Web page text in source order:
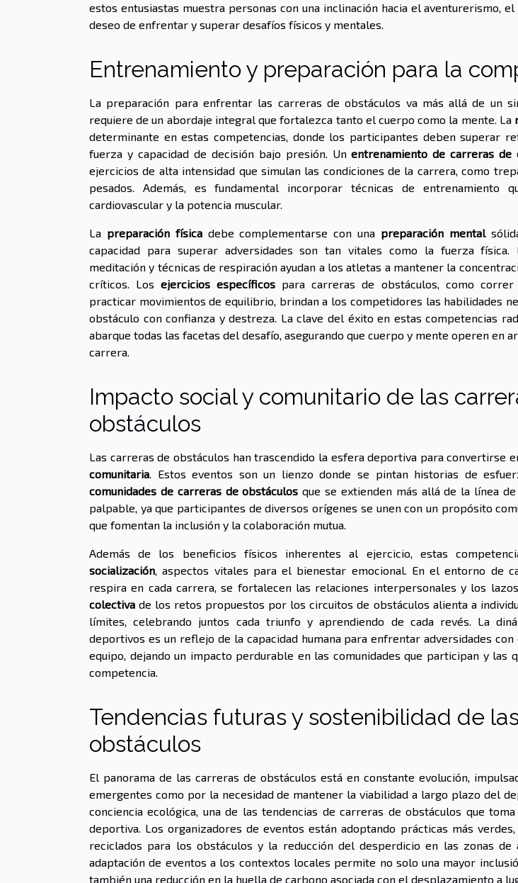
estos entusiastas muestra personas con una inclinación hacia el aventurerismo,
deseo de enfrentar y superar desafíos físicos y mentales.
Entrenamiento y preparación para la
La preparación para enfrentar las carreras de obstáculos va más allá de un
requiere de un abordaje integral que fortalezca tanto el cuerpo como la mente. La
determinante en estas competencias, donde los participantes deben superar
fuerza y capacidad de decisión bajo presión. Unentrenamiento de carreras de
ejercicios de alta intensidad que simulan las condiciones de la carrera, como
pesados. Además, es fundamental incorporar técnicas de entrenamiento
cardiovascular y la potencia muscular.
La preparación físicadebe complementarse con una preparación mental
capacidad para superar adversidades son tan vitales como la fuerza física.
meditación y técnicas de respiración ayudan a los atletas a mantener la
críticos. Losejercicios específicos para carreras de obstáculos, como
practicar movimientos de equilibrio, brindan a los competidores las habilidades
obstáculo con confianza y destreza. La clave del éxito en estas competencias
abarque todas las facetas del desafío, asegurando que cuerpo y mente operen en
carrera.
Impacto social y comunitario de las
obstáculos
Las carreras de obstáculos han trascendido la esfera deportiva para convertirse
comunitaria. Estos eventos son un lienzo donde se pintan historias de
comunidades de carreras de obstáculos que se extienden más allá de la línea
palpable, ya que participantes de diversos orígenes se unen con un propósito
que fomentan la inclusión y la colaboración mutua.
Además de los beneficios físicos inherentes al ejercicio, estas
socialización, aspectos vitales para el bienestar emocional. En el entorno de
respira en cada carrera, se fortalecen las relaciones interpersonales y los
colectiva de los retos propuestos por los circuitos de obstáculos alienta a
límites, celebrando juntos cada triunfo y aprendiendo de cada revés. La
deportivos es un reflejo de la capacidad humana para enfrentar adversidades
equipo, dejando un impacto perdurable en las comunidades que participan y las
competencia.
Tendencias futuras y sostenibilidad de
obstáculos
El panorama de las carreras de obstáculos está en constante evolución,
emergentes como por la necesidad de mantener la viabilidad a largo plazo del
conciencia ecológica, una de las tendencias de carreras de obstáculos que
deportiva. Los organizadores de eventos están adoptando prácticas más
reciclados para los obstáculos y la reducción del desperdicio en las zonas de
adaptación de eventos a los contextos locales permite no solo una mayor
también una reducción en la huella de carbono asociada con el desplazamiento a